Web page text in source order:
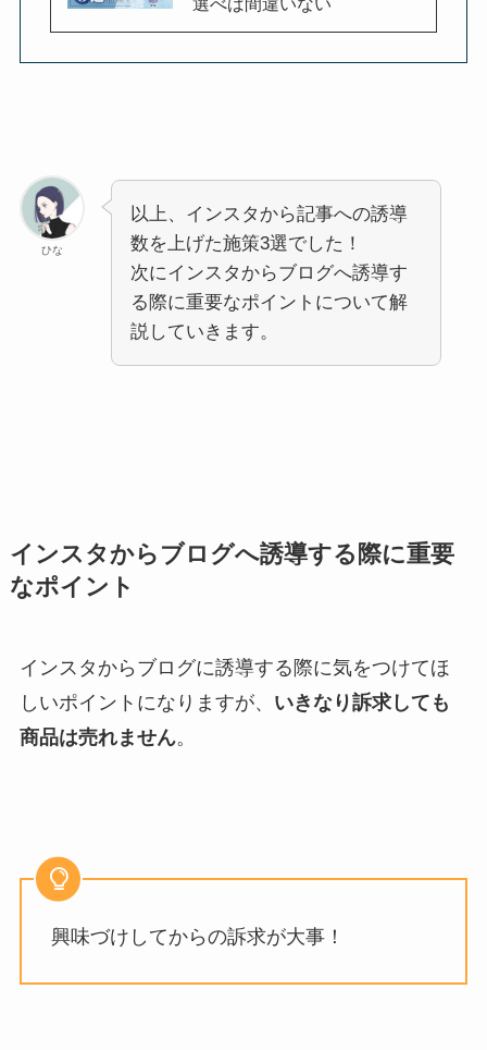
ひな
以上、インスタから記事への誘導
数を上げた施策3選でした！
次にインスタからブログへ誘導す
る際に重要なポイントについて解
説していきます。
インスタからブログへ誘導する際に重要
なポイント
インスタからブログに誘導する際に気をつけてほ
しいポイントになりますが、 いきなり訴求しても
商品は売れません。
興味づけしてからの訴求が大事！